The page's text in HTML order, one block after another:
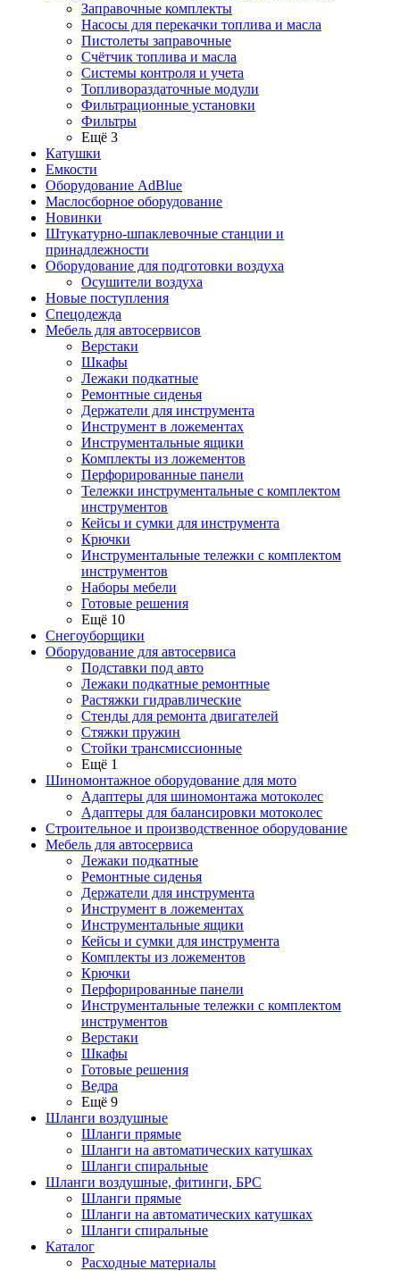
Заправочные комплекты
Насосы для перекачки топлива и масла
Пистолеты заправочные
Счётчик топлива и масла
Системы контроля и учета
Топливораздаточные модули
Фильтрационные установки
Фильтры
Ещё 3
Катушки
Емкости
Оборудование AdBlue
Маслосборное оборудование
Новинки
Штукатурно-шпаклевочные станции и
принадлежности
Оборудование для подготовки воздуха
Осушители воздуха
Новые поступления
Спецодежда
Мебель для автосервисов
Верстаки
Шкафы
Лежаки подкатные
Ремонтные сиденья
Держатели для инструмента
Инструмент в ложементах
Инструментальные ящики
Комплекты из ложементов
Перфорированные панели
Тележки инструментальные с комплектом
инструментов
Кейсы и сумки для инструмента
Крючки
Инструментальные тележки с комплектом
инструментов
Наборы мебели
Готовые решения
Ещё 10
Снегоуборщики
Оборудование для автосервиса
Подставки под авто
Лежаки подкатные ремонтные
Растяжки гидравлические
Стенды для ремонта двигателей
Стяжки пружин
Стойки трансмиссионные
Ещё 1
Шиномонтажное оборудование для мото
Адаптеры для шиномонтажа мотоколес
Адаптеры для балансировки мотоколес
Строительное и производственное оборудование
Мебель для автосервиса
Лежаки подкатные
Ремонтные сиденья
Держатели для инструмента
Инструмент в ложементах
Инструментальные ящики
Кейсы и сумки для инструмента
Комплекты из ложементов
Крючки
Перфорированные панели
Инструментальные тележки с комплектом
инструментов
Верстаки
Шкафы
Готовые решения
Ведра
Ещё 9
Шланги воздушные
Шланги прямые
Шланги на автоматических катушках
Шланги спиральные
Шланги воздушные, фитинги, БРС
Шланги прямые
Шланги на автоматических катушках
Шланги спиральные
Каталог
Расходные материалы